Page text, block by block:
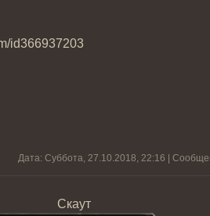
id366937203
Дата: Суббота, 27.10.2018, 22:16 |
Скаут